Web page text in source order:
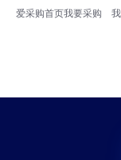
爱采购首页我要采购